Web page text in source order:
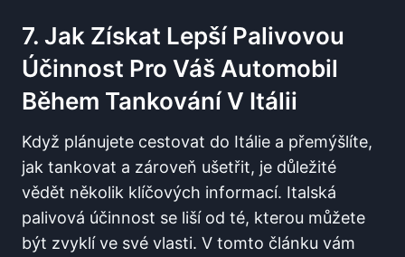
7. Jak Získat Lepší Palivovou
Účinnost​ Pro Váš Automobil
Během Tankování ‌v Itálii
Když plánujete cestovat do Itálie a přemýšlíte,​
jak ⁤tankovat a zároveň⁢ ušetřit, je důležité
vědět několik‍ klíčových informací. Italská
palivová účinnost ‌se liší​ od té, kterou můžete
být zvyklí ve své vlasti. V tomto článku vám